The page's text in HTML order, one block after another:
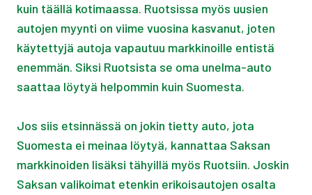
kuin täällä kotimaassa. Ruotsissa myös uusien
autojen myynti on viime vuosina kasvanut, joten
käytettyjä autoja vapautuu markkinoille entistä
enemmän. Siksi Ruotsista se oma unelma-auto
saattaa löytyä helpommin kuin Suomesta.
Jos siis etsinnässä on jokin tietty auto, jota
Suomesta ei meinaa löytyä, kannattaa Saksan
markkinoiden lisäksi tähyillä myös Ruotsiin. Joskin
Saksan valikoimat etenkin erikoisautojen osalta